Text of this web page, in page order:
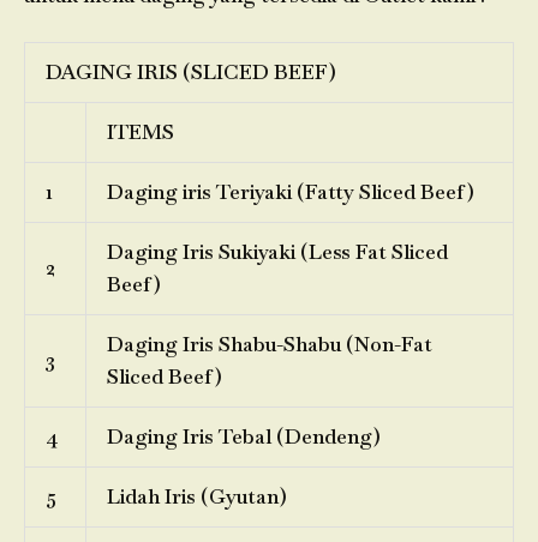
DAGING IRIS (SLICED BEEF)
ITEMS
1 Daging iris Teriyaki (Fatty Sliced Beef)
2
Daging Iris Sukiyaki (Less Fat Sliced
Beef)
3
Daging Iris Shabu-Shabu (Non-Fat
Sliced Beef)
4 Daging Iris Tebal (Dendeng)
5 Lidah Iris (Gyutan)